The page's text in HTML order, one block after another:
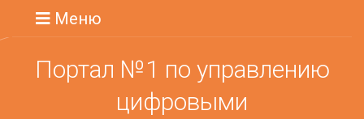
Меню
Портал №1 по управлению
цифровыми